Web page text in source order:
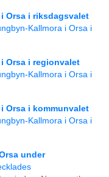
Orsa i riksdagsvalet
Kallmora i Orsa i
Orsa i regionvalet
Kallmora i Orsa i
Orsa i kommunvalet
Kallmora i Orsa i
under